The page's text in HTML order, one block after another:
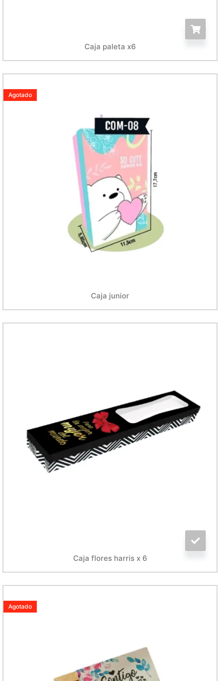
Caja paleta x6
Agotado
Caja junior
Caja flores harris x 6
Agotado